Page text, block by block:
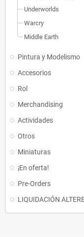
Underworlds
Warcry
Middle Earth
Pintura y Modelismo
Accesorios
Rol
Merchandising
Actividades
Otros
Miniaturas
¡En oferta!
Pre-Orders
LIQUIDACIÓN